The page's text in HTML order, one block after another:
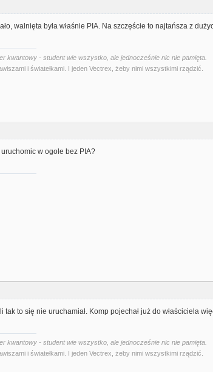
walnięta była właśnie PIA. Na szczęście to najtańsza z
kwantowy - student wie wszystko, ale jednocześnie nic nie pamięta.
i światełkami. I jeden Vectrex, żeby nimi wszystkimi rządzić.
w ogole bez PIA?
to się nie uruchamiał. Komp pojechał już do właściciela
kwantowy - student wie wszystko, ale jednocześnie nic nie pamięta.
i światełkami. I jeden Vectrex, żeby nimi wszystkimi rządzić.